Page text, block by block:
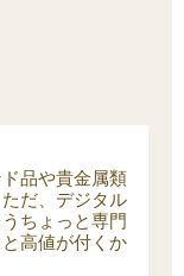
品や貴金属類
だ、デジタル
ちょっと専門
高値が付くか